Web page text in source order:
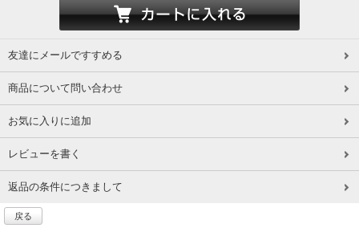
友達にメールですすめる
商品について問い合わせ
お気に入りに追加
レビューを書く
返品の条件につきまして
戻る